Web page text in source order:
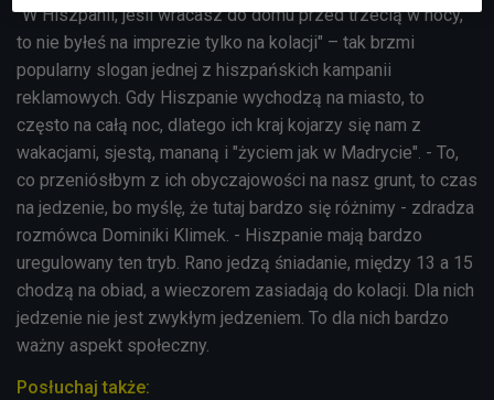
"W Hiszpanii, jeśli wracasz do domu przed trzecią w nocy,
to nie byłeś na imprezie tylko na kolacji" – tak brzmi
popularny slogan jednej z hiszpańskich kampanii
reklamowych. Gdy Hiszpanie wychodzą na miasto, to
często na całą noc, dlatego ich kraj kojarzy się nam z
wakacjami, sjestą, mananą i "życiem jak w Madrycie". - To,
co przeniósłbym z ich obyczajowości na nasz grunt, to czas
na jedzenie, bo myślę, że tutaj bardzo się różnimy - zdradza
rozmówca Dominiki Klimek. - Hiszpanie mają bardzo
uregulowany ten tryb. Rano jedzą śniadanie, między 13 a 15
chodzą na obiad, a wieczorem zasiadają do kolacji. Dla nich
jedzenie nie jest zwykłym jedzeniem. To dla nich bardzo
ważny aspekt społeczny.
Posłuchaj także: